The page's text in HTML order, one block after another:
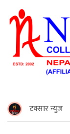
टक्सार न्युज